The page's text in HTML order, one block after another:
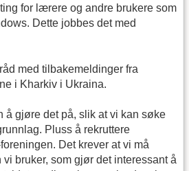
for lærere og andre brukere som
Dette jobbes det med
med tilbakemeldinger fra
i Kharkiv i Ukraina.
å gjøre det på, slik at vi kan søke
Pluss å rekruttere
Det krever at vi må
bruker, som gjør det interessant å